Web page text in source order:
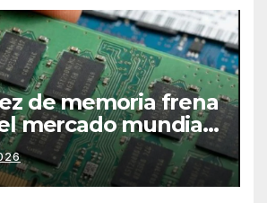
de memoria frena
mercado mundial